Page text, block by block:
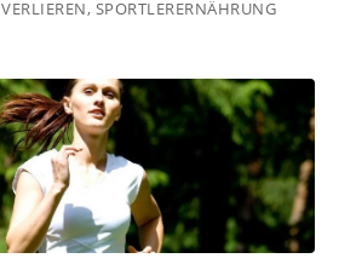
, SPORTLERERNÄHRUNG